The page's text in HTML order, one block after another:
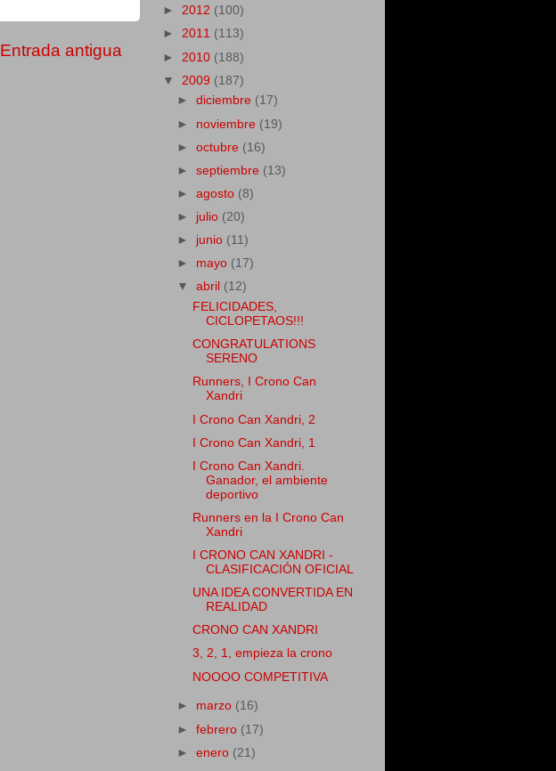
Entrada antigua
► 2012 (100)
► 2011 (113)
► 2010 (188)
▼ 2009 (187)
►diciembre (17)
► noviembre (19)
►octubre (16)
►septiembre (13)
►agosto (8)
► julio (20)
► junio (11)
► mayo (17)
▼abril (12)
FELICIDADES,
CICLOPETAOS!!!
CONGRATULATIONS
SERENO
Runners, I Crono Can
Xandri
I Crono Can Xandri, 2
I Crono Can Xandri, 1
I Crono Can Xandri.
Ganador, el ambiente
deportivo
Runners en la I Crono Can
Xandri
I CRONO CAN XANDRI -
CLASIFICACIÓN OFICIAL
UNA IDEA CONVERTIDA EN
REALIDAD
CRONO CAN XANDRI
3, 2, 1, empieza la crono
NOOOO COMPETITIVA
► marzo (16)
►febrero (17)
►enero (21)